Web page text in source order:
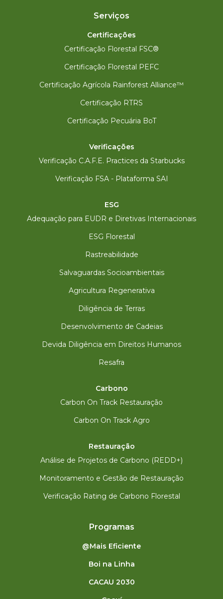
Serviços
Certificações
Certificação Florestal FSC®
Certificação Florestal PEFC
Certificação Agrícola Rainforest Alliance™
Certificação RTRS
Certificação Pecuária BoT
Verificações
Verificação C.A.F.E. Practices da Starbucks
Verificação FSA - Plataforma SAI
ESG
Adequação para EUDR e Diretivas Internacionais
ESG Florestal
Rastreabilidade
Salvaguardas Socioambientais
Agricultura Regenerativa
Diligência de Terras
Desenvolvimento de Cadeias
Devida Diligência em Direitos Humanos
Resafra
Carbono
Carbon On Track Restauração
Carbon On Track Agro
Restauração
Análise de Projetos de Carbono (REDD+)
Monitoramento e Gestão de Restauração
Verificação Rating de Carbono Florestal
Programas
@Mais Eficiente
Boi na Linha
CACAU 2030